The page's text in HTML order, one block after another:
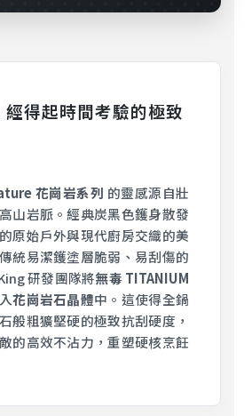
得起時間考驗的極致
花崗岩系列 的靈感源自壯
山岩脈。經典炭黑色鑊身散發
原始戶外與現代廚房交織的美
統易潔鑊塗層脆弱、易刮傷的
研發團隊將無毒 TITANIUM
花崗岩石晶體中。這使得全鍋
般粗獷堅硬的極致抗刮硬度，
的高效不沾力，重塑硬核烹飪